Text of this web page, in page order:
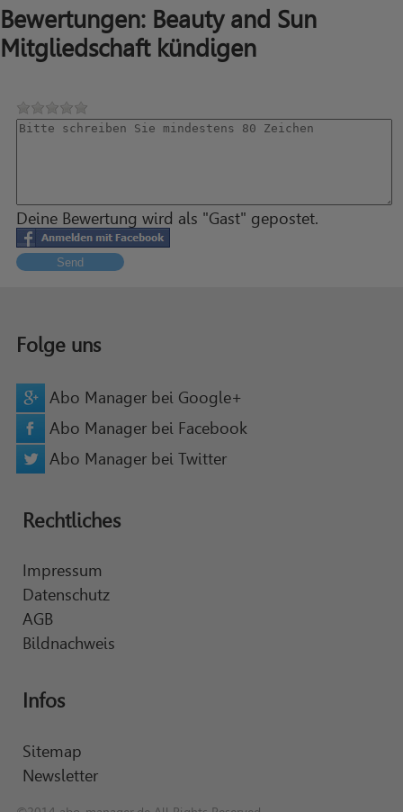
Bewertungen: Beauty and Sun
Mitgliedschaft kündigen
Deine Bewertung wird als "Gast" gepostet.
Send
Folge uns
Abo Manager bei Google+
Abo Manager bei Facebook
Abo Manager bei Twitter
Rechtliches
Impressum
Datenschutz
AGB
Bildnachweis
Infos
Sitemap
Newsletter